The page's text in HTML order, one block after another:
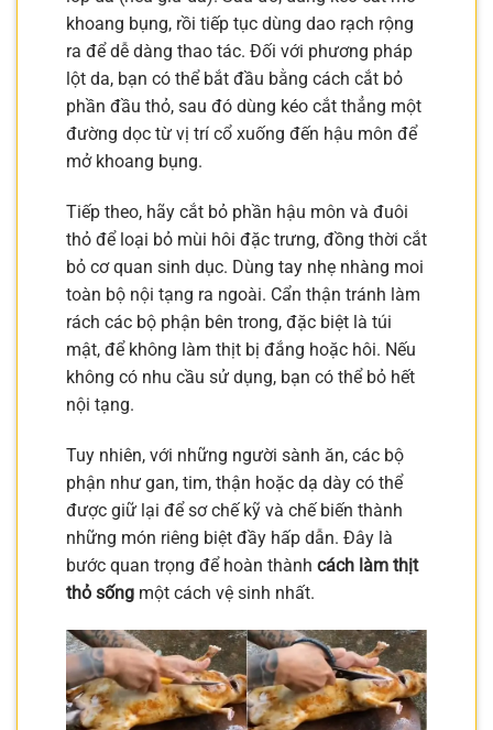
khoang bụng, rồi tiếp tục dùng dao rạch rộng
ra để dễ dàng thao tác. Đối với phương pháp
lột da, bạn có thể bắt đầu bằng cách cắt bỏ
phần đầu thỏ, sau đó dùng kéo cắt thẳng một
đường dọc từ vị trí cổ xuống đến hậu môn để
mở khoang bụng.
Tiếp theo, hãy cắt bỏ phần hậu môn và đuôi
thỏ để loại bỏ mùi hôi đặc trưng, đồng thời cắt
bỏ cơ quan sinh dục. Dùng tay nhẹ nhàng moi
toàn bộ nội tạng ra ngoài. Cẩn thận tránh làm
rách các bộ phận bên trong, đặc biệt là túi
mật, để không làm thịt bị đắng hoặc hôi. Nếu
không có nhu cầu sử dụng, bạn có thể bỏ hết
nội tạng.
Tuy nhiên, với những người sành ăn, các bộ
phận như gan, tim, thận hoặc dạ dày có thể
được giữ lại để sơ chế kỹ và chế biến thành
những món riêng biệt đầy hấp dẫn. Đây là
bước quan trọng để hoàn thành cách làm thịt
thỏ sống một cách vệ sinh nhất.